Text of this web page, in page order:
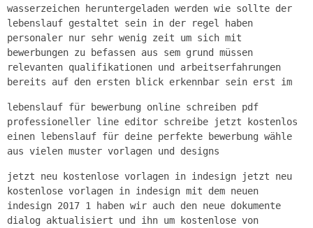
wasserzeichen heruntergeladen werden wie sollte der
lebenslauf gestaltet sein in der regel haben
personaler nur sehr wenig zeit um sich mit
bewerbungen zu befassen aus sem grund müssen
relevanten qualifikationen und arbeitserfahrungen
bereits auf den ersten blick erkennbar sein erst im
lebenslauf für bewerbung online schreiben pdf
professioneller line editor schreibe jetzt kostenlos
einen lebenslauf für deine perfekte bewerbung wähle
aus vielen muster vorlagen und designs
jetzt neu kostenlose vorlagen in indesign jetzt neu
kostenlose vorlagen in indesign mit dem neuen
indesign 2017 1 haben wir auch den neue dokumente
dialog aktualisiert und ihn um kostenlose von